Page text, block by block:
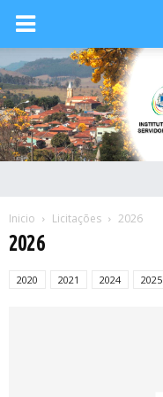
Inicio Licitações 2026
2026
2020 2021 2024 2025